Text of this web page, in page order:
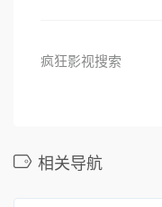
疯狂影视搜索
相关导航